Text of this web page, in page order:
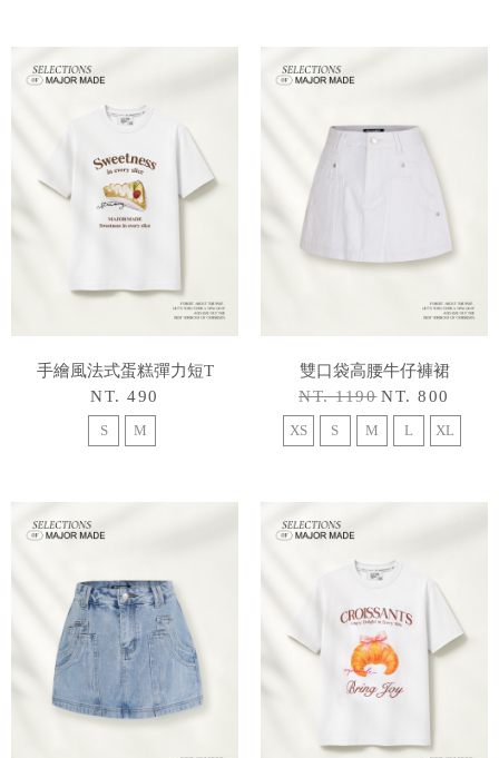
手繪風法式蛋糕彈力短T
NT. 490
S M
雙口袋高腰牛仔褲裙
NT. 1190 NT. 800
XS S M L XL